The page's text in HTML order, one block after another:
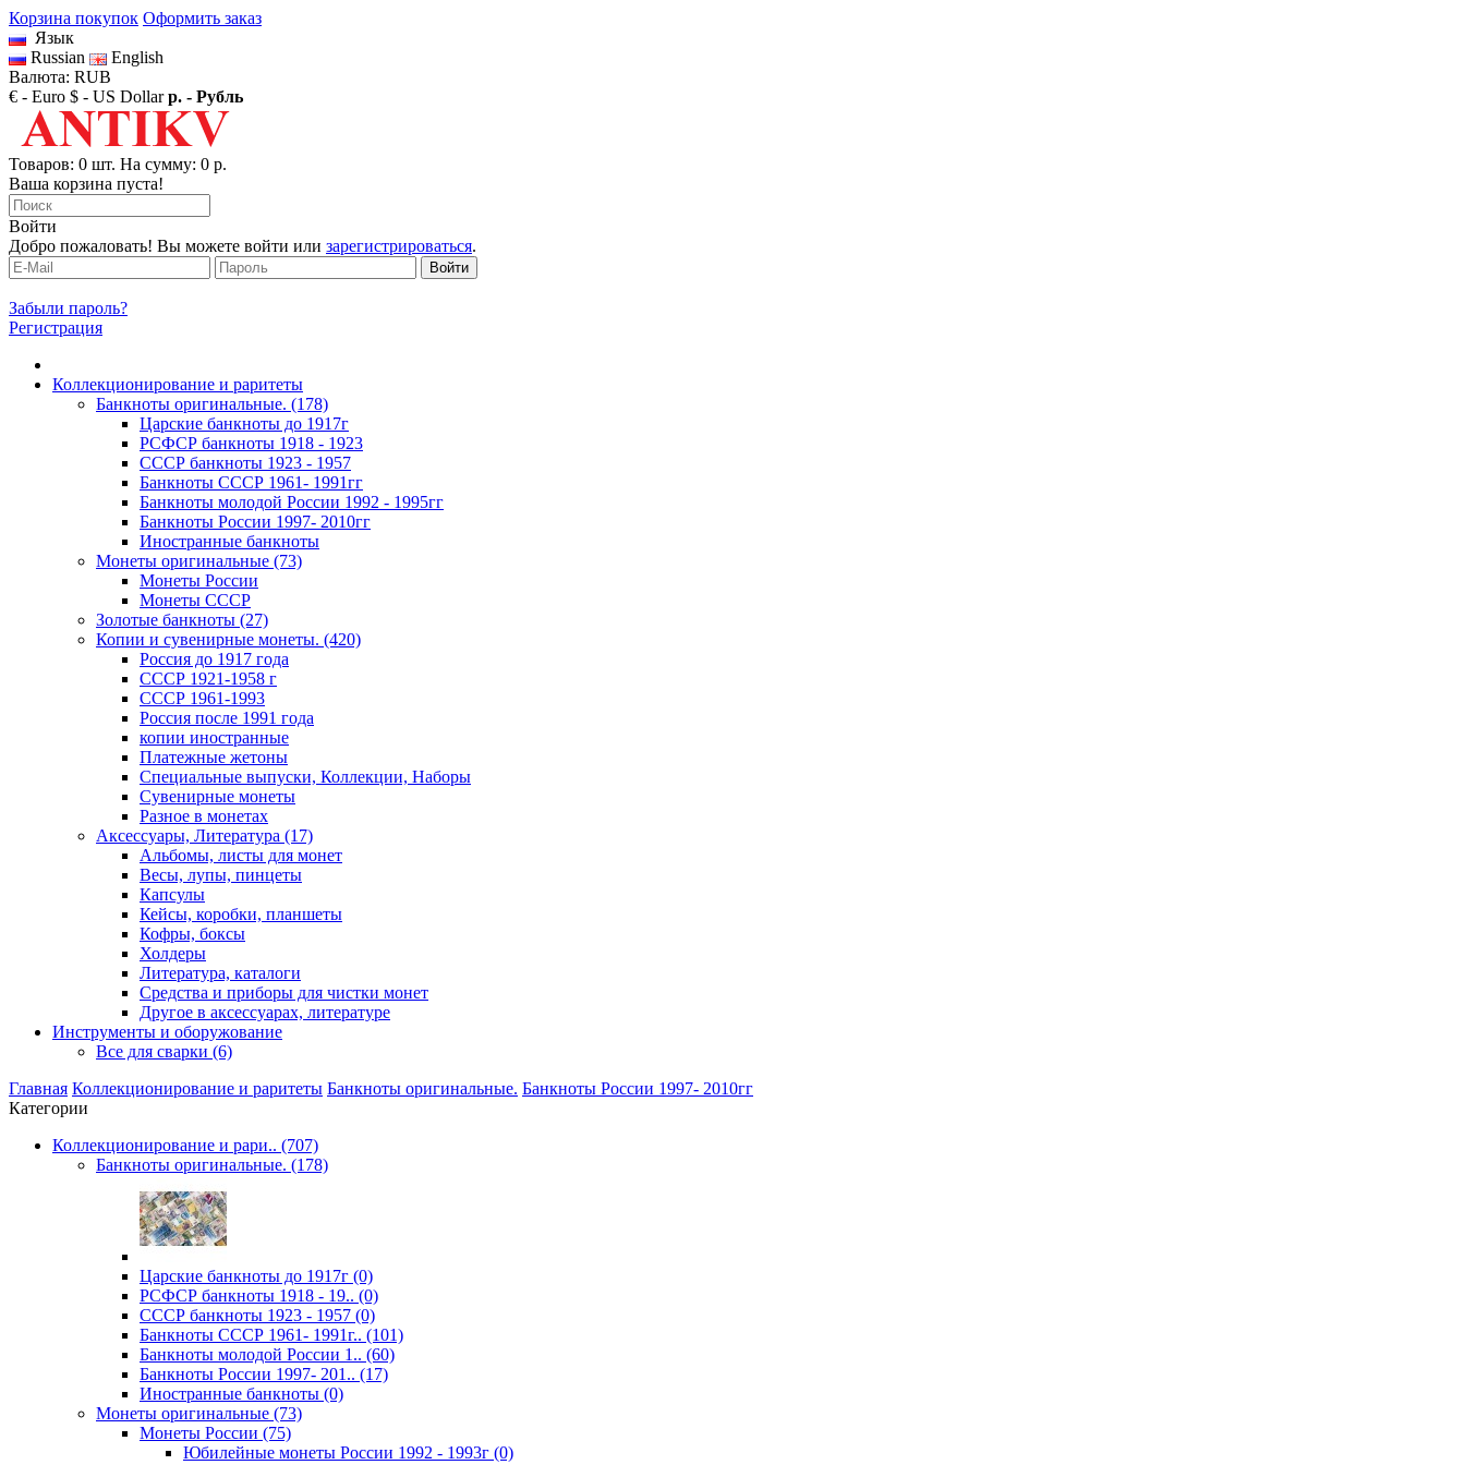
Корзина покупок Оформить заказ
Язык
Russian
English
Валюта: RUB
€ - Euro $ - US Dollar р. - Рубль
Товаров: 0 шт. На сумму: 0 р.
Ваша корзина пуста!
Войти
Добро пожаловать! Вы можете войти или зарегистрироваться.
Забыли пароль?
Регистрация
Коллекционирование и раритеты
Банкноты оригинальные. (178)
Царские банкноты до 1917г
РСФСР банкноты 1918 - 1923
CССР банкноты 1923 - 1957
Банкноты CCCР 1961- 1991гг
Банкноты молодой России 1992 - 1995гг
Банкноты России 1997- 2010гг
Иностранные банкноты
Монеты оригинальные (73)
Монеты России
Монеты СССР
Золотые банкноты (27)
Копии и сувенирные монеты. (420)
Россия до 1917 года
СССР 1921-1958 г
СССР 1961-1993
Россия после 1991 года
копии иностранные
Платежные жетоны
Специальные выпуски, Коллекции, Наборы
Сувенирные монеты
Разное в монетах
Аксессуары, Литература (17)
Альбомы, листы для монет
Весы, лупы, пинцеты
Капсулы
Кейсы, коробки, планшеты
Кофры, боксы
Холдеры
Литература, каталоги
Средства и приборы для чистки монет
Другое в аксессуарах, литературе
Инструменты и оборужование
Все для сварки (6)
Главная Коллекционирование и раритеты Банкноты оригинальные. Банкноты России 1997- 2010гг
Категории
Коллекционирование и рари.. (707)
Банкноты оригинальные. (178)
Царские банкноты до 1917г (0)
РСФСР банкноты 1918 - 19.. (0)
CССР банкноты 1923 - 1957 (0)
Банкноты CCCР 1961- 1991г.. (101)
Банкноты молодой России 1.. (60)
Банкноты России 1997- 201.. (17)
Иностранные банкноты (0)
Монеты оригинальные (73)
Монеты России (75)
Юбилейные монеты России 1992 - 1993г (0)